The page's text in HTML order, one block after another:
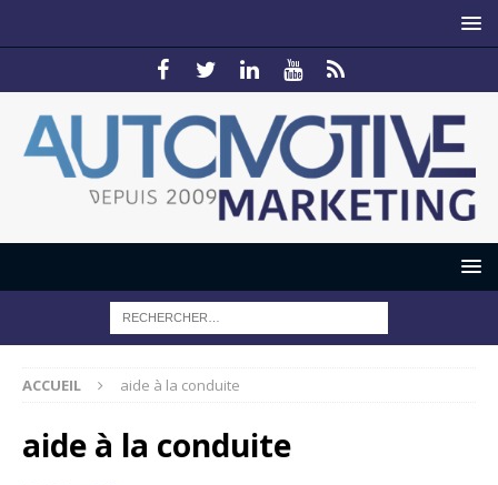
ACCUEIL aide à la conduite
aide à la conduite